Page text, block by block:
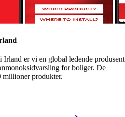
er vi en global ledende produsent
for boliger. De
millioner produkter.